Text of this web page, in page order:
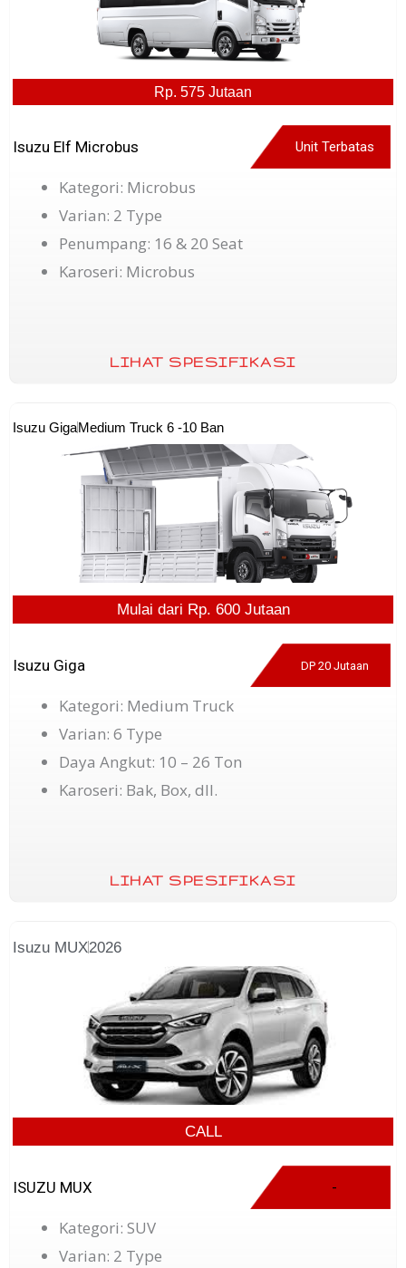
Rp. 575 Jutaan
Isuzu Elf Microbus Unit Terbatas
Kategori: Microbus
Varian: 2 Type
Penumpang: 16 & 20 Seat
Karoseri: Microbus
LIHAT SPESIFIKASI
Isuzu GigaMedium Truck 6 -10 Ban
Mulai dari Rp. 600 Jutaan
Isuzu Giga DP 20 Jutaan
Kategori: Medium Truck
Varian: 6 Type
Daya Angkut: 10 – 26 Ton
Karoseri: Bak, Box, dll.
LIHAT SPESIFIKASI
Isuzu MUX2026
CALL
ISUZU MUX -
Kategori: SUV
Varian: 2 Type